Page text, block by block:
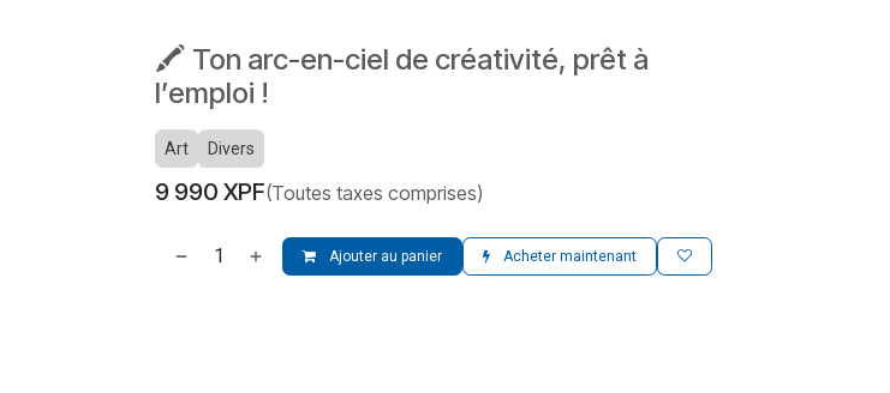
🖍️ Ton arc-en-ciel de créativité, prêt à
l’emploi !
Art Divers
9 990 XPF(Toutes taxes comprises)
Ajouter au panier Acheter maintenant